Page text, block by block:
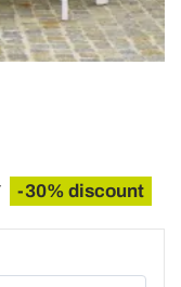
-30% discount